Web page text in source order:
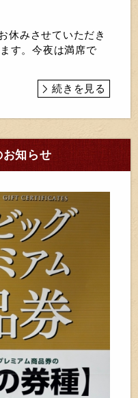
休みさせていただき
す。今夜は満席で
続きを見る
お知らせ